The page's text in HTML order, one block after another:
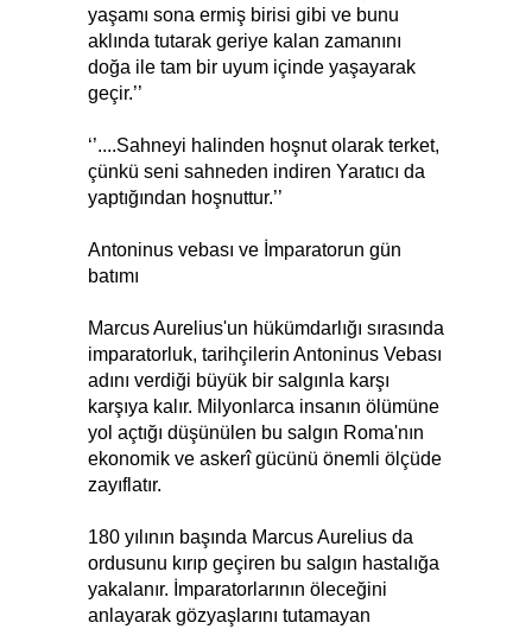
yaşamı sona ermiş birisi gibi ve bunu
aklında tutarak geriye kalan zamanını
doğa ile tam bir uyum içinde yaşayarak
geçir.’’
‘’....Sahneyi halinden hoşnut olarak terket,
çünkü seni sahneden indiren Yaratıcı da
yaptığından hoşnuttur.’’
Antoninus vebası ve İmparatorun gün
batımı
Marcus Aurelius'un hükümdarlığı sırasında
imparatorluk, tarihçilerin Antoninus Vebası
adını verdiği büyük bir salgınla karşı
karşıya kalır. Milyonlarca insanın ölümüne
yol açtığı düşünülen bu salgın Roma'nın
ekonomik ve askerî gücünü önemli ölçüde
zayıflatır.
180 yılının başında Marcus Aurelius da
ordusunu kırıp geçiren bu salgın hastalığa
yakalanır. İmparatorlarının öleceğini
anlayarak gözyaşlarını tutamayan